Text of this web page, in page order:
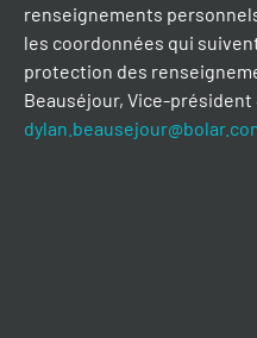
renseignements
les coordonnées qui
protection des
Beauséjour, Vice-président